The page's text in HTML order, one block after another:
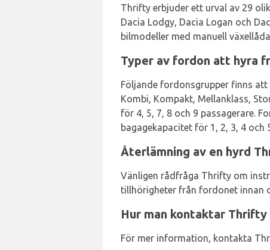
Thrifty erbjuder ett urval av 29
Dacia Lodgy, Dacia Logan och
bilmodeller med manuell
Typer av fordon att hyra
Följande fordonsgrupper finns att
Kombi, Kompakt, Mellanklass,
för 4, 5, 7, 8 och 9 passagerare.
bagagekapacitet för 1, 2, 3, 4 och
Återlämning av en hyrd
Vänligen rådfråga Thrifty om
tillhörigheter från fordonet innan
Hur man kontaktar
För mer information, kontakta